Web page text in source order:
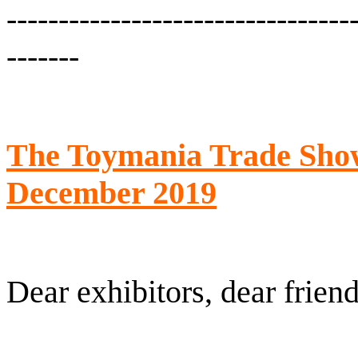
-------
The Toymania Trade
December 2019
Dear exhibitors, dear